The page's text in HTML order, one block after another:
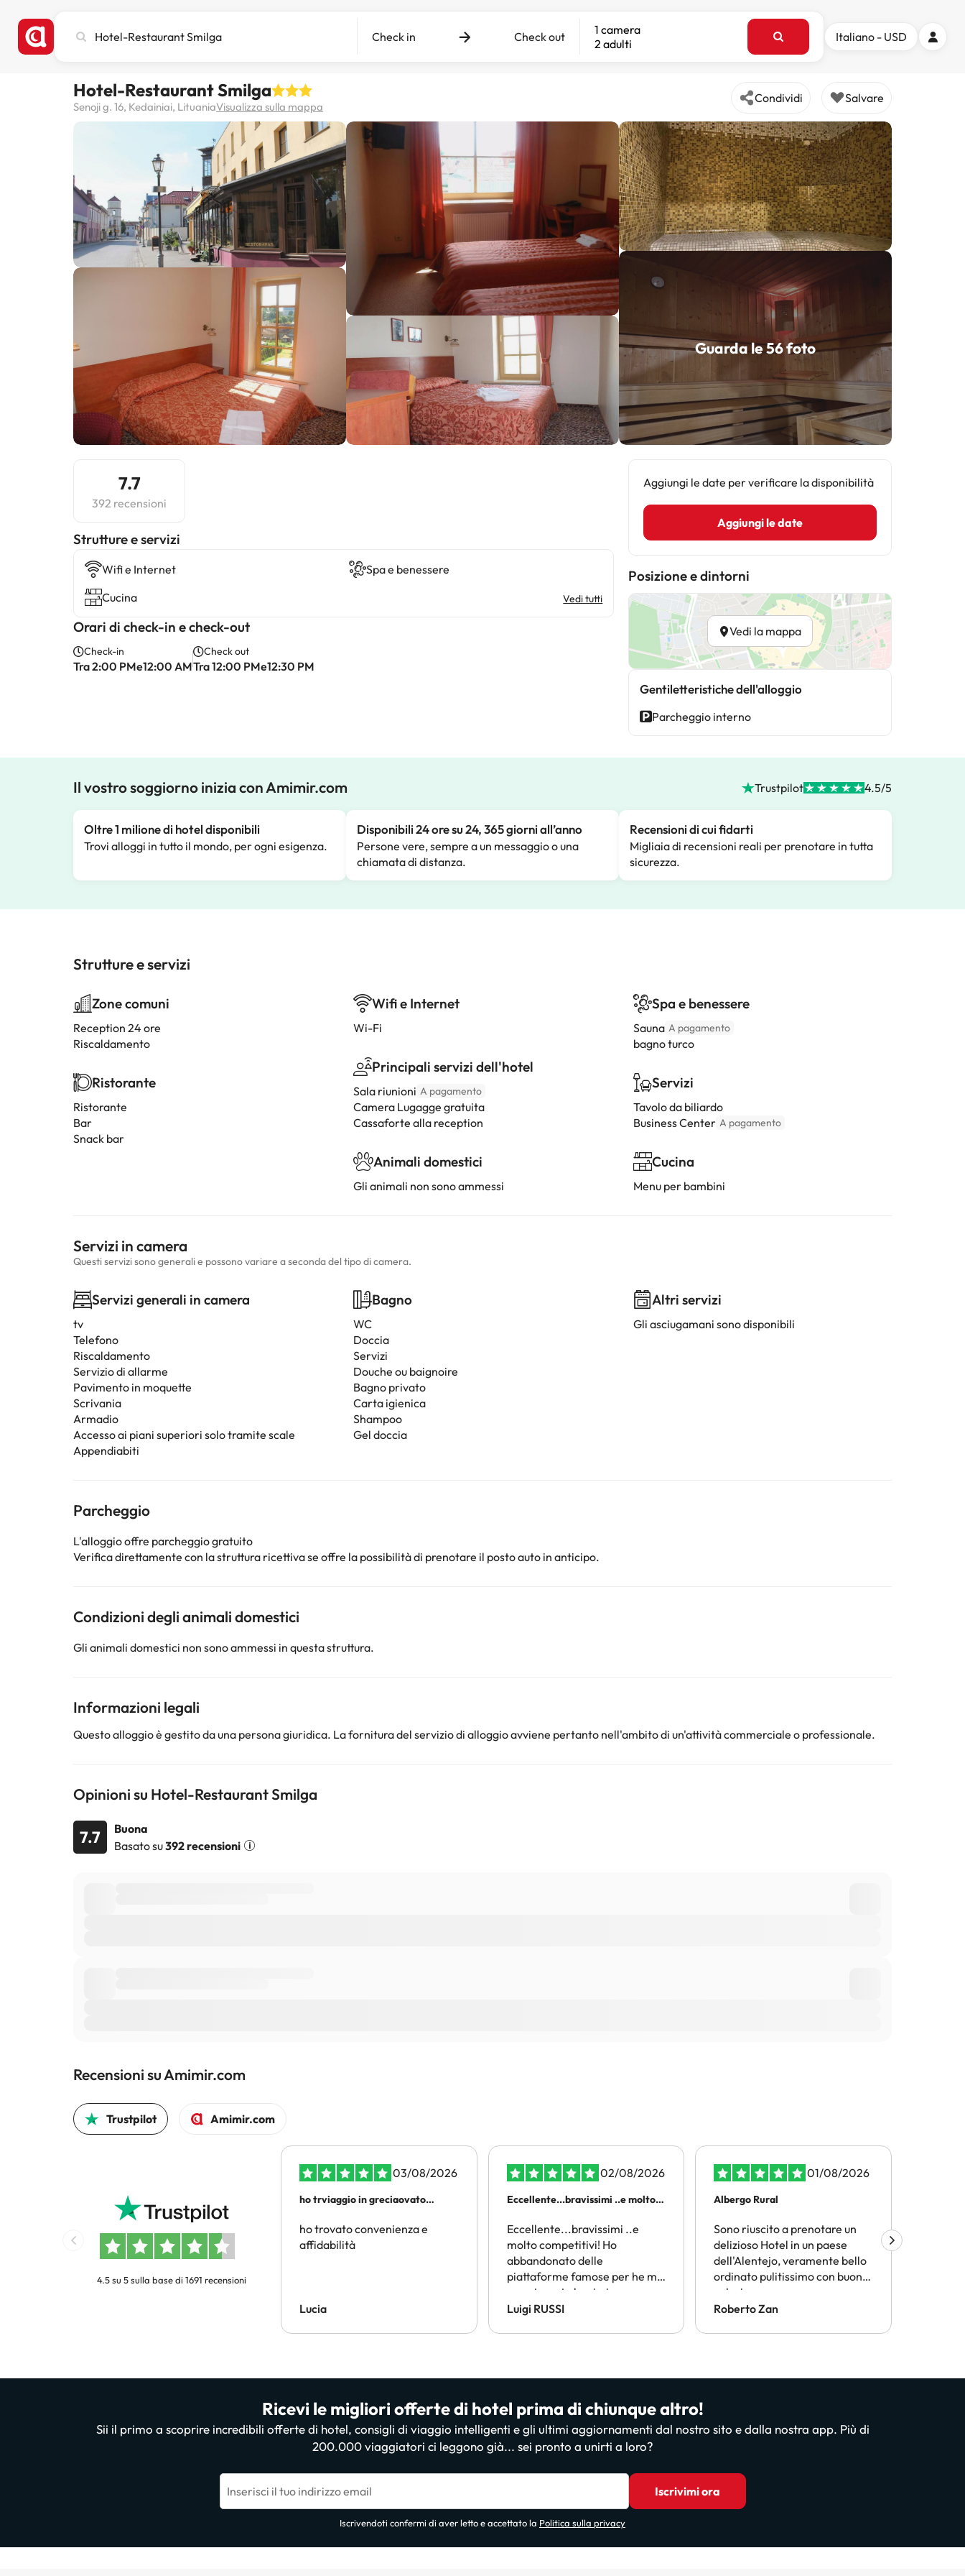
città,
destinazione
Check in Check out
1 camera
2 adulti
Italiano - USD
Hotel-Restaurant Smilga
Senoji g. 16, Kedainiai, LituaniaVisualizza sulla mappa
Condividi Salvare
Guarda le 56 foto
7.7
392 recensioni
​Strutture e servizi
Wifi e Internet
Spa e benessere
Cucina
Vedi tutti
Orari di check-in e check-out
Check-in
Tra 2:00 PMe12:00 AM
Check out
Tra 12:00 PMe12:30 PM
Aggiungi le date per verificare la disponibilità
Aggiungi le date
Posizione e dintorni
Vedi la mappa
Gentiletteristiche dell'alloggio
Parcheggio interno
Il vostro soggiorno inizia con Amimir.com Trustpilot 4.5/5
Oltre 1 milione di hotel disponibili
Trovi alloggi in tutto il mondo, per ogni esigenza.
Disponibili 24 ore su 24, 365 giorni all’anno
Persone vere, sempre a un messaggio o una
chiamata di distanza.
Recensioni di cui fidarti
Migliaia di recensioni reali per prenotare in tutta
sicurezza.
Strutture e servizi
Zone comuni
Reception 24 ore
Riscaldamento
Ristorante
Ristorante
Bar
Snack bar
Wifi e Internet
Wi-Fi
Principali servizi dell'hotel
Sala riunioni A pagamento
Camera Lugagge gratuita
Cassaforte alla reception
Animali domestici
Gli animali non sono ammessi
Spa e benessere
Sauna A pagamento
bagno turco
Servizi
Tavolo da biliardo
Business Center A pagamento
Cucina
Menu per bambini
Servizi in camera
Questi servizi sono generali e possono variare a seconda del tipo di camera.
Servizi generali in camera
tv
Telefono
Riscaldamento
Servizio di allarme
Pavimento in moquette
Scrivania
Armadio
Accesso ai piani superiori solo tramite scale
Appendiabiti
Bagno
WC
Doccia
Servizi
Douche ou baignoire
Bagno privato
Carta igienica
Shampoo
Gel doccia
Altri servizi
Gli asciugamani sono disponibili
Parcheggio
L'alloggio offre parcheggio gratuito
Verifica direttamente con la struttura ricettiva se offre la possibilità di prenotare il posto auto in anticipo.
Condizioni degli animali domestici
Gli animali domestici non sono ammessi in questa struttura.
Informazioni legali
Questo alloggio è gestito da una persona giuridica. La fornitura del servizio di alloggio avviene pertanto nell'ambito di un'attività commerciale o professionale.
Opinioni su Hotel-Restaurant Smilga
7.7
Buona
Basato su392 recensioni
Recensioni su Amimir.com
Trustpilot Amimir.com
4.5 su 5 sulla base di 1691 recensioni
03/08/2026
ho trviaggio in greciaovato
ho trovato convenienza e
affidabilità
Lucia
02/08/2026
Eccellente...bravissimi ..e molto…
Eccellente...bravissimi ..e
molto competitivi! Ho
abbandonato delle
piattaforme famose per he mi
sono trovato benissimo con
loro!
Luigi RUSSI
01/08/2026
Albergo Rural
Sono riuscito a prenotare un
delizioso Hotel in un paese
dell'Alentejo, veramente bello
ordinato pulitissimo con buona
colazione
Roberto Zan
Ricevi le migliori offerte di hotel prima di chiunque altro!
Sii il primo a scoprire incredibili offerte di hotel, consigli di viaggio intelligenti e gli ultimi aggiornamenti dal nostro sito e dalla nostra app. Più di
200.000 viaggiatori ci leggono già... sei pronto a unirti a loro?
Inserisci il tuo indirizzo email Iscrivimi ora
Iscrivendoti confermi di aver letto e accettato la Politica sulla privacy